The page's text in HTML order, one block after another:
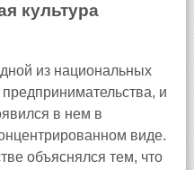
культура
из национальных
и
в нем в
виде.
объяснялся тем, что